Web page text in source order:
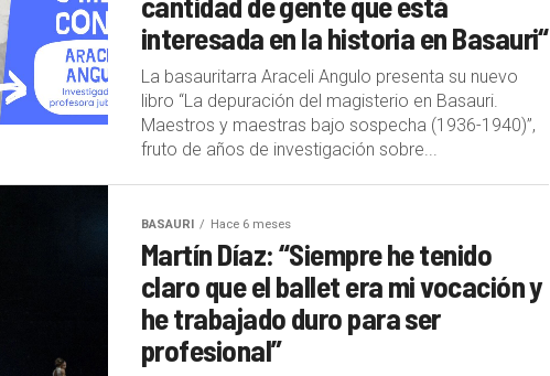
interesada en la historia en Basauri“
La basauritarra Araceli Angulo presenta su nuevo
libro “La depuración del magisterio en Basauri.
Maestros y maestras bajo sospecha (1936-1940)”,
fruto de años de investigación sobre...
BASAURI Hace 6 meses
Martín Díaz: “Siempre he tenido
claro que el ballet era mi vocación y
he trabajado duro para ser
profesional”